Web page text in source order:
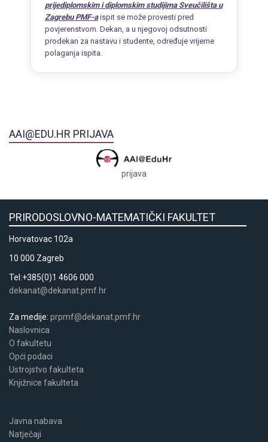
prijediplomskim i diplomskim studijima Sveučilišta u
Zagrebu PMF-aispit se može provesti pred
povjerenstvom. Dekan, a u njegovoj odsutnosti
prodekan za nastavu i studente, određuje vrijeme
polaganja ispita.
AAI@EDU.HR PRIJAVA
prijava
PRIRODOSLOVNO-MATEMATIČKI FAKULTET
Horvatovac 102a
10 000 Zagreb
Tel:+385(0)1 4606 000
dekanat@dekanat.pmf.hr
Za medije: prpmf@dekanat.pmf.hr
Naslovnica
​​​O fakultetu
Opći podaci
Ustrojstvo fakulteta
Knjižnice fakulteta
Javna nabava
Natječaji